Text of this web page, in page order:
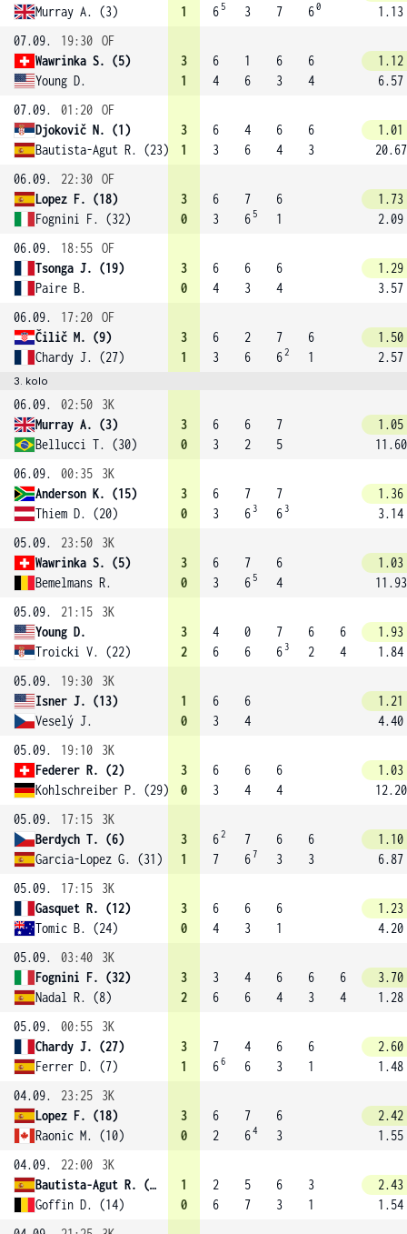
Murray A. (3)
1
6 5
3
7
60
1.13
07.09.
19:30 OF
Wawrinka S. (5)
Young D.
3
1
6
4
1
6
6
3
6
4
1.12
6.57
07.09.
01:20 OF
Djokovič N. (1)
Bautista-Agut R. (23)
3
1
6
3
4
6
6
4
6
3
1.01
20.67
06.09.
22:30 OF
Lopez F. (18)
Fognini F. (32)
3
0
6
3
7
6 5
6
1
1.73
2.09
06.09.
18:55 OF
Tsonga J. (19)
Paire B.
3
0
6
4
6
3
6
4
1.29
3.57
06.09.
17:20 OF
Čilič M. (9)
Chardy J. (27)
3
1
6
3
2
6
7
62
6
1
1.50
2.57
3. kolo
06.09. 02:50
3K
Murray A. (3)
Bellucci T. (30)
3
0
6
3
6
2
7
5
1.05
11.60
06.09.
00:35
3K
Anderson K. (15)
Thiem D. (20)
3
0
6
3
7
6 3
7
6 3
1.36
3.14
05.09.
23:50
3K
Wawrinka S. (5)
Bemelmans R.
3
0
6
3
7
6 5
6
4
1.03
11.93
05.09.
21:15
3K
Young D.
Troicki V. (22)
3
2
4
6
0
6
7
6 3
6
2
6
4
1.93
1.84
05.09.
19:30
3K
Isner J. (13)
Veselý J.
1
0
6
3
6
4
1.21
4.40
05.09.
19:10
3K
Federer R. (2)
Kohlschreiber P. (29)
3
0
6
3
6
4
6
4
1.03
12.20
05.09.
17:15
3K
Berdych T. (6)
Garcia-Lopez G. (31)
3
1
62
7
7
67
6
3
6
3
1.10
6.87
05.09.
17:15
3K
Gasquet R. (12)
Tomic B. (24)
3
0
6
4
6
3
6
1
1.23
4.20
05.09.
03:40
3K
Fognini F. (32)
Nadal R. (8)
3
2
3
6
4
6
6
4
6
3
6
4
3.70
1.28
05.09.
00:55
3K
Chardy J. (27)
Ferrer D. (7)
3
1
7
66
4
6
6
3
6
1
2.60
1.48
04.09.
23:25
3K
Lopez F. (18)
Raonic M. (10)
3
0
6
2
7
64
6
3
2.42
1.55
04.09.
22:00
3K
Bautista-Agut R. (23)
Goffin D. (14)
1
0
2
6
5
7
6
3
3
1
2.43
1.54